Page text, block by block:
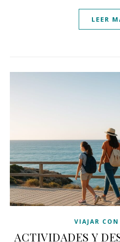
LEER
VIAJAR
ACTIVIDADES Y